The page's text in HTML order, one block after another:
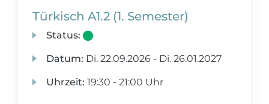
Türkisch A1.2 (1. Semester)
Status:
Datum: Di. 22.09.2026 - Di. 26.01.2027
Uhrzeit: 19:30 - 21:00 Uhr